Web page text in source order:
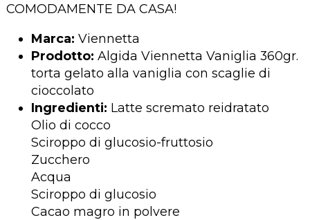
COMODAMENTE DA CASA!
Marca: Viennetta
Prodotto: Algida Viennetta Vaniglia 360gr.
torta gelato alla vaniglia con scaglie di
cioccolato
Ingredienti: Latte scremato reidratato
Olio di cocco
Sciroppo di glucosio-fruttosio
Zucchero
Acqua
Sciroppo di glucosio
Cacao magro in polvere